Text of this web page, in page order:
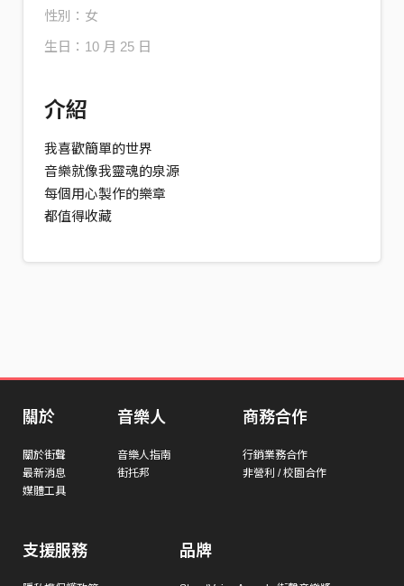
性別：女
生日：10 月 25 日
介紹
我喜歡簡單的世界
音樂就像我靈魂的泉源
每個用心製作的樂章
都值得收藏
關於
關於街聲
最新消息
媒體工具
音樂人
音樂人指南
街托邦
商務合作
行銷業務合作
非營利 / 校園合作
支援服務 品牌